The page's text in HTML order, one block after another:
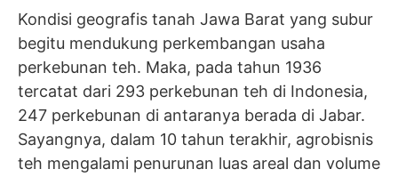
Kondisi geografis tanah Jawa Barat yang subur
begitu mendukung perkembangan usaha
perkebunan teh. Maka, pada tahun 1936
tercatat dari 293 perkebunan teh di Indonesia,
247 perkebunan di antaranya berada di Jabar.
Sayangnya, dalam 10 tahun terakhir, agrobisnis
teh mengalami penurunan luas areal dan volume